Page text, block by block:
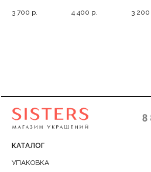
переплетениями
3 700 р.
4 400 р. 3 200
КАТАЛОГ
УПАКОВКА